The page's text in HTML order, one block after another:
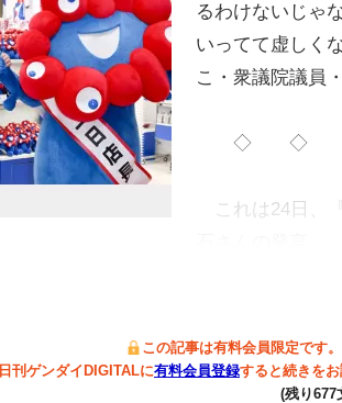
るわけないじゃ
いってて虚しく
こ・衆議院議員
◇ ◇
これは24日、
この記事は有料会員限定です。
日刊ゲンダイDIGITALに有料会員登録すると続きをお
(残り677